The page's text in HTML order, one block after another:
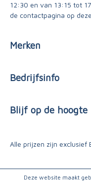
12:30 en van 13:15 tot
de contactpagina op
Merken
Bedrijfsinfo
Blijf op de hoogte
Alle prijzen zijn exclusief
Deze website maakt